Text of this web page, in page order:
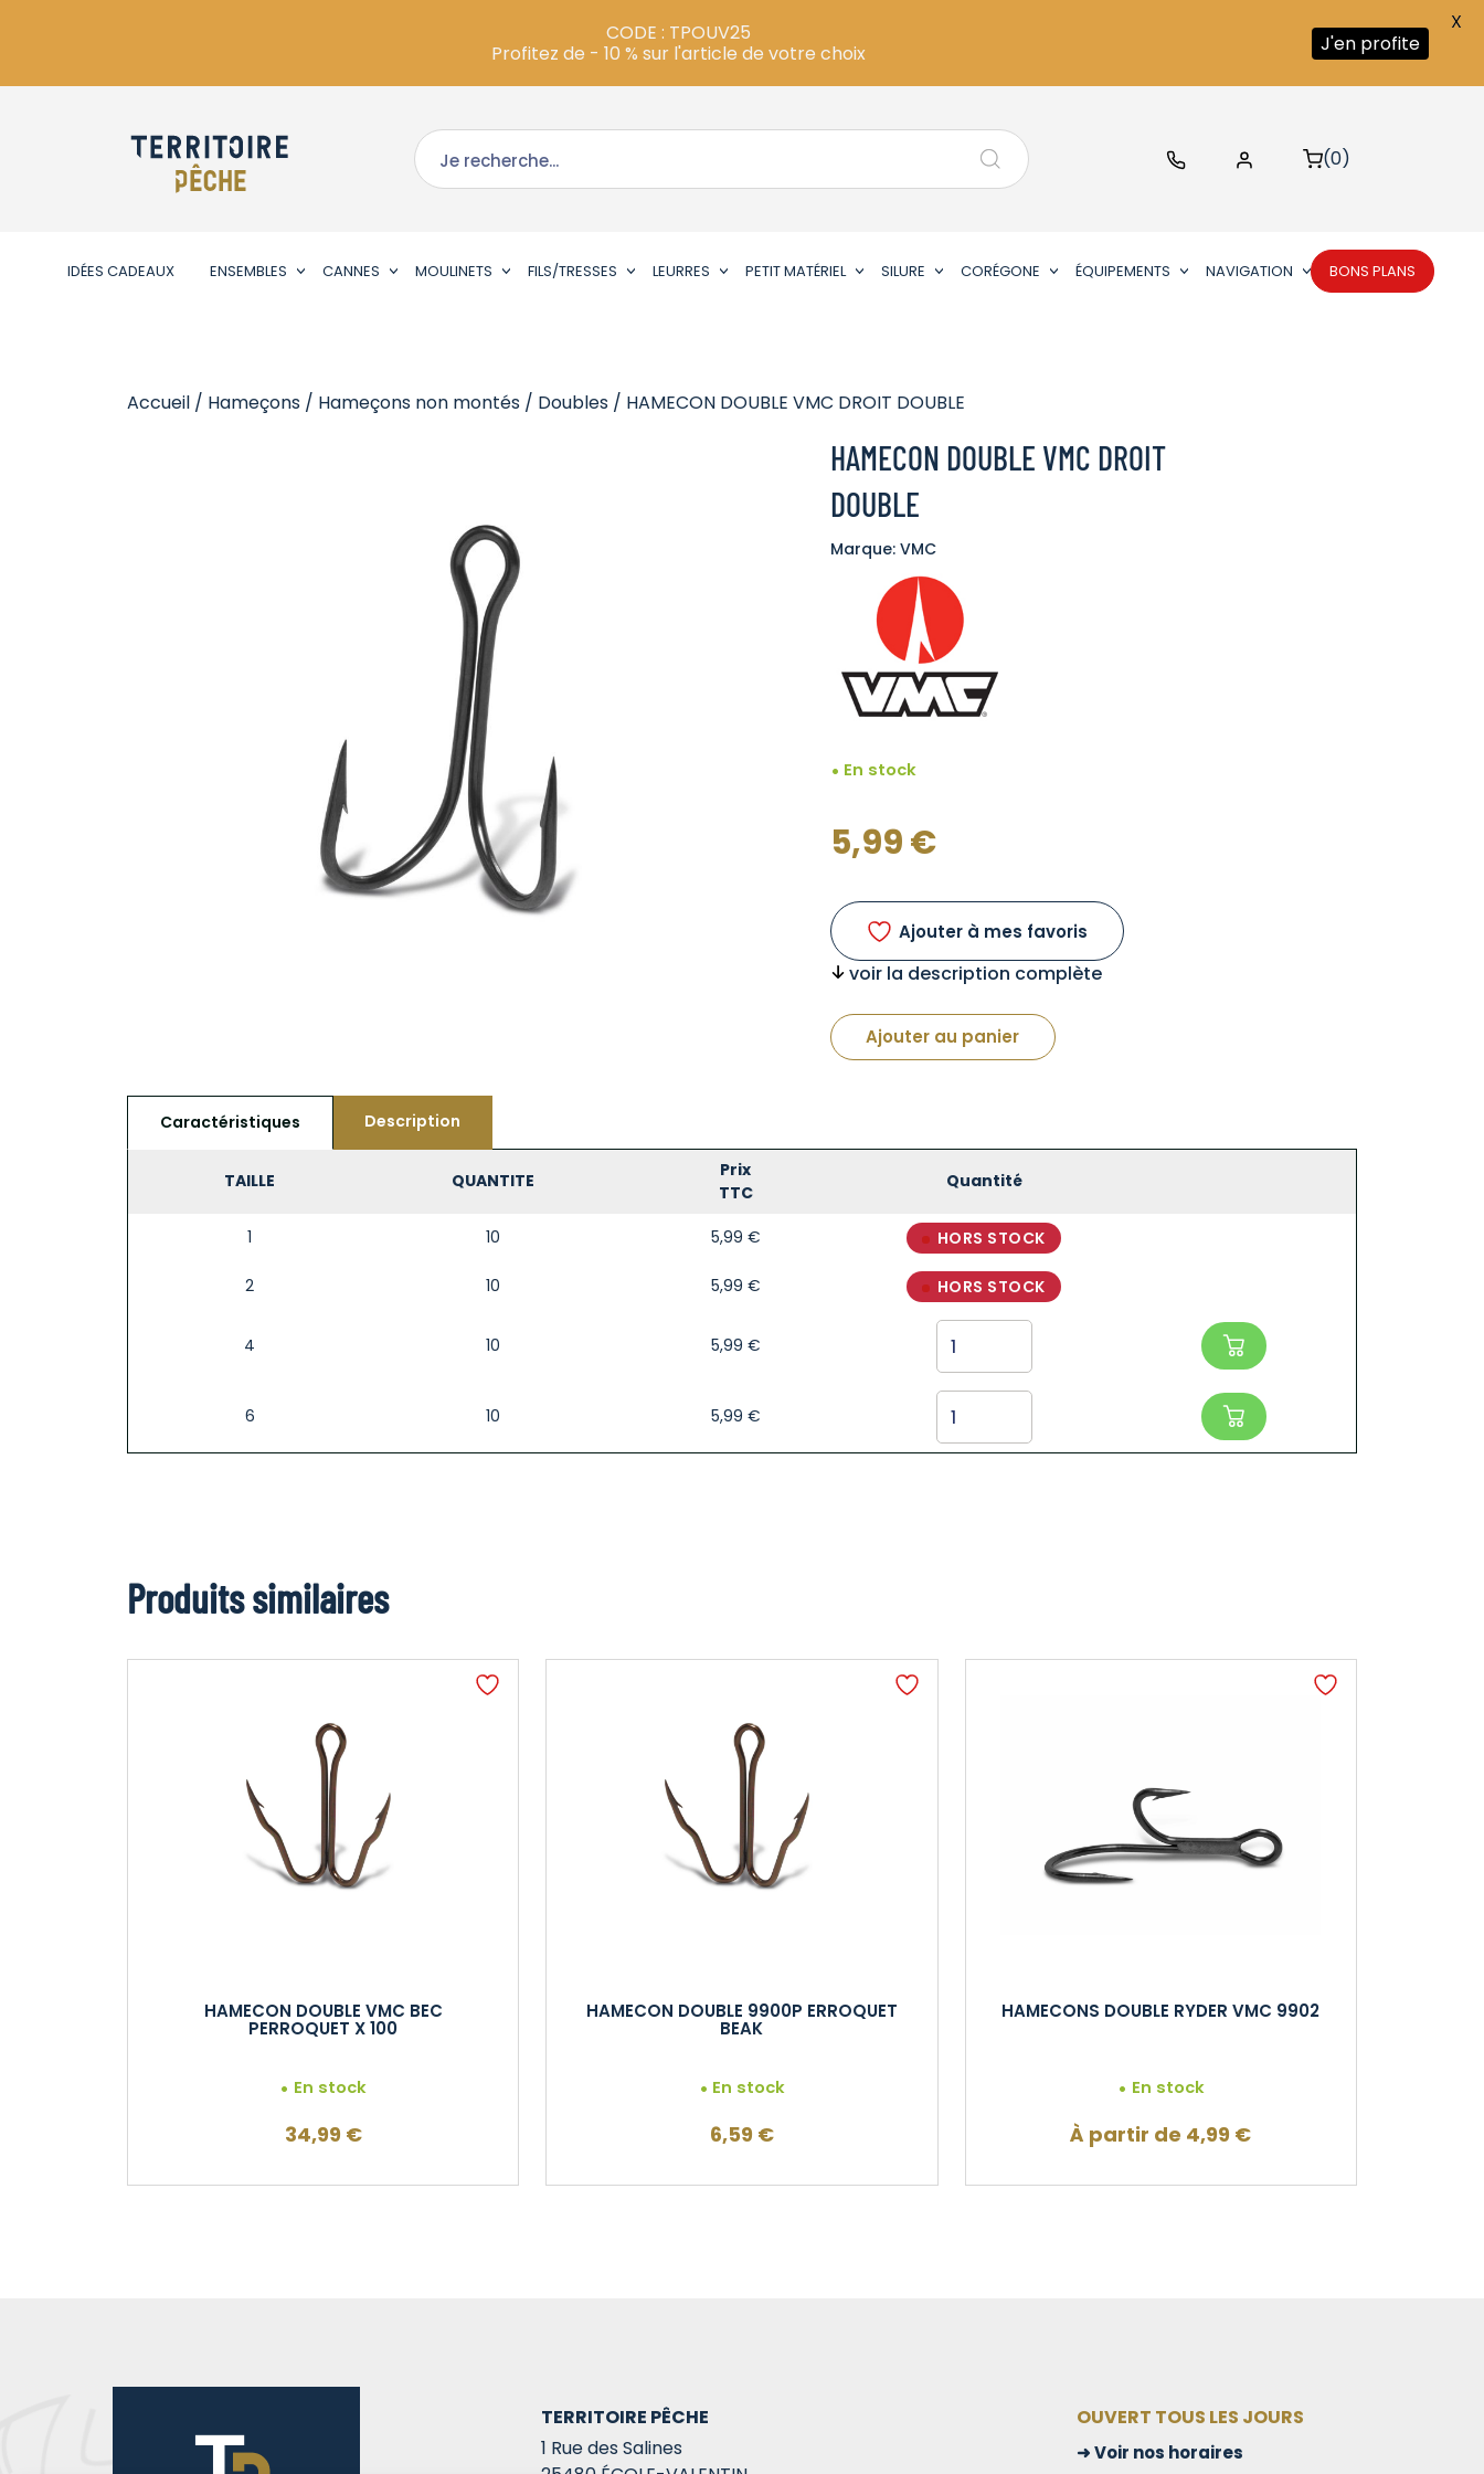
(0)
IDÉES CADEAUX ENSEMBLES CANNES MOULINETS FILS/TRESSES LEURRES PETIT MATÉRIEL SILURE CORÉGONE ÉQUIPEMENTS NAVIGATION BONS PLANS
Accueil / Hameçons / Hameçons non montés / Doubles / HAMECON DOUBLE VMC DROIT DOUBLE
HAMECON DOUBLE VMC DROIT
DOUBLE
Marque: VMC
En stock
5,99€
Ajouter à mes favoris
voir la description complète
Ajouter au panier
Caractéristiques Description
TAILLE QUANTITE
Prix
TTC
Quantité
1 10 5,99 € HORS STOCK
2 10 5,99 € HORS STOCK
4 10 5,99 €
6 10 5,99 €
Produits similaires
HAMECON DOUBLE VMC BEC
PERROQUET X 100
En stock
34,99 €
HAMECON DOUBLE 9900P ERROQUET
BEAK
En stock
6,59 €
HAMECONS DOUBLE RYDER VMC 9902
En stock
À partir de 4,99 €
TERRITOIRE PÊCHE
1 Rue des Salines
OUVERT TOUS LES JOURS
Voir nos horaires
CODE : TPOUV25
Profitez de - 10 % sur l'article de votre choix
J'en profite
X